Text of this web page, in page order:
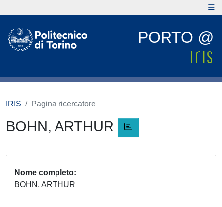
PORTO @
IRIS Pagina ricercatore
BOHN, ARTHUR
Nome completo
BOHN, ARTHUR